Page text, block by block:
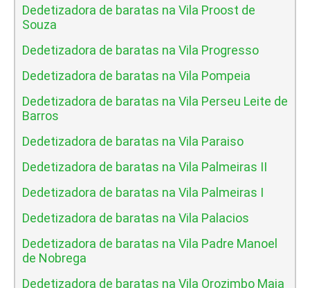
Dedetizadora de baratas na Vila Proost de
Souza
Dedetizadora de baratas na Vila Progresso
Dedetizadora de baratas na Vila Pompeia
Dedetizadora de baratas na Vila Perseu Leite de
Barros
Dedetizadora de baratas na Vila Paraiso
Dedetizadora de baratas na Vila Palmeiras II
Dedetizadora de baratas na Vila Palmeiras I
Dedetizadora de baratas na Vila Palacios
Dedetizadora de baratas na Vila Padre Manoel
de Nobrega
Dedetizadora de baratas na Vila Orozimbo Maia